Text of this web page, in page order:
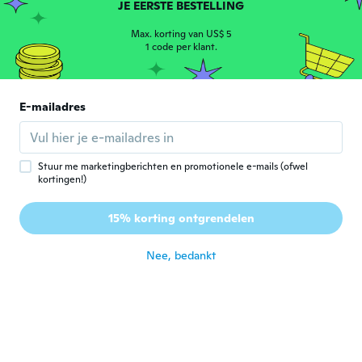
Lid geworden van
· 46 beoordelingen
ongeveer 5 jaar geleden
LeAnn
2017
Love these! Nice bronze color, good detail.
ongeveer 5 jaar geleden
Romanet
Lid geworden van 2020 · 19 beoordelingen · 1 uploads
ongeveer 5 jaar geleden
JE EERSTE BESTELLING
Max. korting van US$ 5
1 code per klant.
E-mailadres
Stuur me marketingberichten en promotionele e-mails (ofwel
kortingen!)
15% korting ontgrendelen
Nee, bedankt